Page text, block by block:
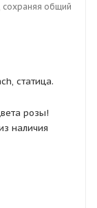
сохраняя общий
статица.
розы!
наличия